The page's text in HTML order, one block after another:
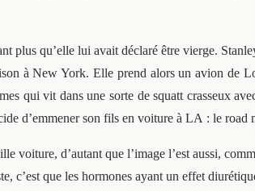
plus qu’elle lui avait déclaré être vierge.
à New York. Elle prend alors un avion de
qui vit dans une sorte de squatt crasseux
d’emmener son fils en voiture à LA : le road
voiture, d’autant que l’image l’est aussi,
c’est que les hormones ayant un effet